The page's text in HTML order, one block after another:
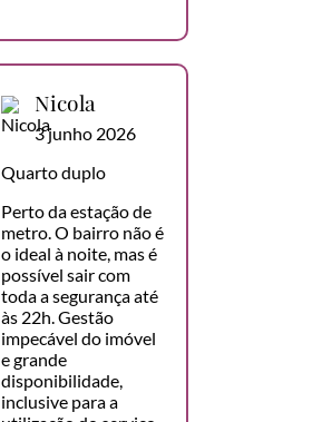
Nicola
3 junho 2026
Quarto duplo
Perto da estação de
metro. O bairro não é
o ideal à noite, mas é
possível sair com
toda a segurança até
às 22h. Gestão
impecável do imóvel
e grande
disponibilidade,
inclusive para a